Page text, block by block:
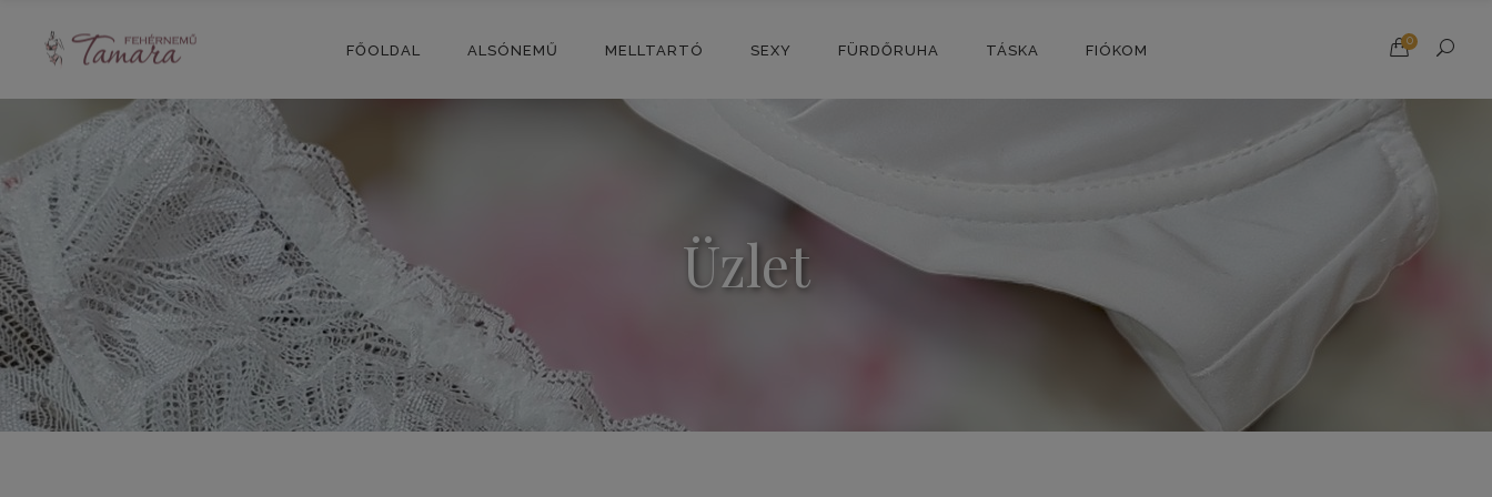
FŐOLDAL ALSÓNEMŰ MELLTARTÓ SEXY FÜRDŐRUHA TÁSKA FIÓKOM
0
Üzlet